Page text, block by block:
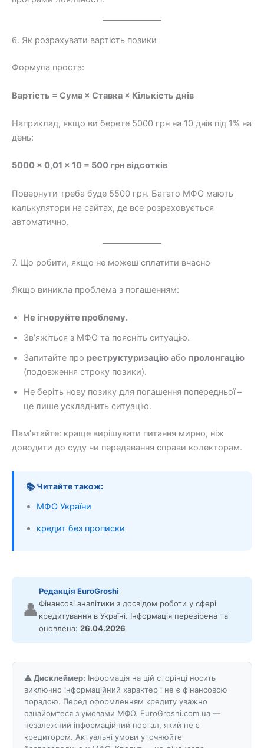
6. Як розрахувати вартість позики
Формула проста:
Вартість = Сума × Ставка × Кількість днів
Наприклад, якщо ви берете 5000 грн на 10 днів під 1% на
день:
5000 × 0,01 × 10 = 500 грн відсотків
Повернути треба буде 5500 грн. Багато МФО мають
калькулятори на сайтах, де все розраховується
автоматично.
7. Що робити, якщо не можеш сплатити вчасно
Якщо виникла проблема з погашенням:
Не ігноруйте проблему.
Зв’яжіться з МФО та поясніть ситуацію.
Запитайте про реструктуризацію або пролонгацію
(подовження строку позики).
Не беріть нову позику для погашення попередньої –
це лише ускладнить ситуацію.
Пам’ятайте: краще вирішувати питання мирно, ніж
доводити до суду чи передавання справи колекторам.
📚 Читайте також:
МФО України
кредит без прописки
👤
Редакція EuroGroshi
Фінансові аналітики з досвідом роботи у сфері
кредитування в Україні. Інформація перевірена та
оновлена: 26.04.2026
⚠️ Дисклеймер: Інформація на цій сторінці носить
виключно інформаційний характер і не є фінансовою
порадою. Перед оформленням кредиту уважно
ознайомтеся з умовами МФО. EuroGroshi.com.ua —
незалежний інформаційний портал, який не є
кредитором. Актуальні умови уточнюйте